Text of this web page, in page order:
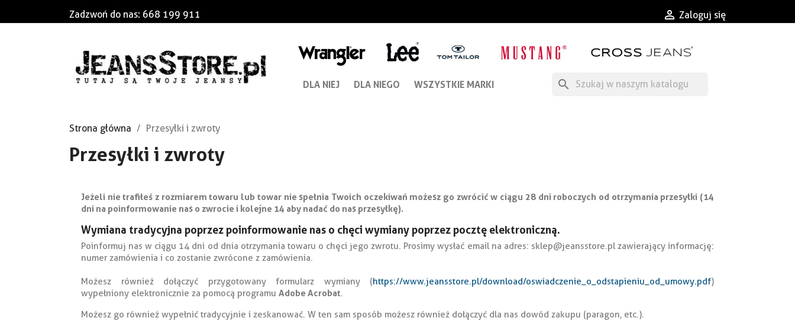
Zadzwoń do nas: 668 199 911  Zaloguj się
DLA NIEJ DLA NIEGO WSZYSTKIE MARKI search
Strona główna Przesyłki i zwroty
Przesyłki i zwroty
Jeżeli nie trafiłeś z rozmiarem towaru lub towar nie spełnia Twoich oczekiwań możesz go zwrócić w ciągu 28 dni roboczych od otrzymania przesyłki (14
dni na poinformowanie nas o zwrocie i kolejne 14 aby nadać do nas przesyłkę).
Wymiana tradycyjna poprzez poinformowanie nas o chęci wymiany poprzez pocztę elektroniczną.
Poinformuj nas w ciągu 14 dni od dnia otrzymania towaru o chęci jego zwrotu. Prosimy wysłać email na adres: sklep@jeansstore.pl zawierający informację:
numer zamówienia i co zostanie zwrócone z zamówienia.
Możesz również dołączyć przygotowany formularz wymiany (https://www.jeansstore.pl/download/oswiadczenie_o_odstapieniu_od_umowy.pdf)
wypełniony elektronicznie za pomocą programu Adobe Acrobat.
Możesz go również wypełnić tradycyjnie i zeskanować. W ten sam sposób możesz również dołączyć dla nas dowód zakupu (paragon, etc.).